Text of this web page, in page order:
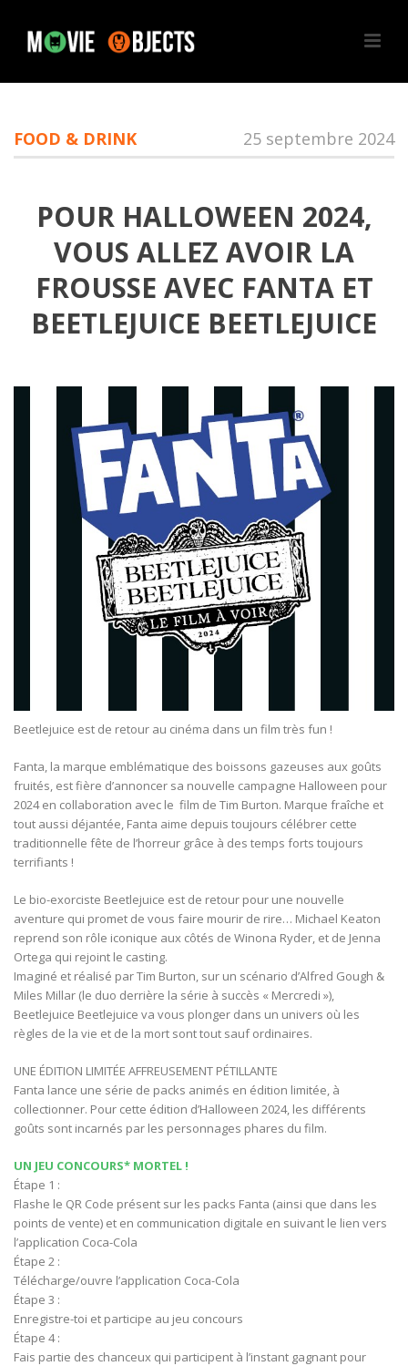
FOOD & DRINK 25 septembre 2024
POUR HALLOWEEN 2024,
VOUS ALLEZ AVOIR LA
FROUSSE AVEC FANTA ET
BEETLEJUICE BEETLEJUICE
Beetlejuice est de retour au cinéma dans un film très fun !
Fanta, la marque emblématique des boissons gazeuses aux goûts
fruités, est fière d’annoncer sa nouvelle campagne Halloween pour
2024 en collaboration avec le film de Tim Burton. Marque fraîche et
tout aussi déjantée, Fanta aime depuis toujours célébrer cette
traditionnelle fête de l’horreur grâce à des temps forts toujours
terrifiants !
Le bio-exorciste Beetlejuice est de retour pour une nouvelle
aventure qui promet de vous faire mourir de rire… Michael Keaton
reprend son rôle iconique aux côtés de Winona Ryder, et de Jenna
Ortega qui rejoint le casting.
Imaginé et réalisé par Tim Burton, sur un scénario d’Alfred Gough &
Miles Millar (le duo derrière la série à succès « Mercredi »),
Beetlejuice Beetlejuice va vous plonger dans un univers où les
règles de la vie et de la mort sont tout sauf ordinaires.
UNE ÉDITION LIMITÉE AFFREUSEMENT PÉTILLANTE
Fanta lance une série de packs animés en édition limitée, à
collectionner. Pour cette édition d’Halloween 2024, les différents
goûts sont incarnés par les personnages phares du film.
UN JEU CONCOURS* MORTEL !
Étape 1 :
Flashe le QR Code présent sur les packs Fanta (ainsi que dans les
points de vente) et en communication digitale en suivant le lien vers
l’application Coca-Cola
Étape 2 :
Télécharge/ouvre l’application Coca-Cola
Étape 3 :
Enregistre-toi et participe au jeu concours
Étape 4 :
Fais partie des chanceux qui participent à l’instant gagnant pour